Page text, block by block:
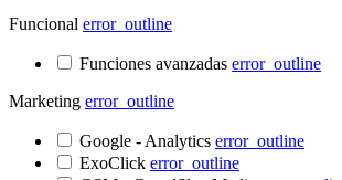
Funcional error_outline
Funciones avanzadas error_outline
Marketing error_outline
Google - Analytics error_outline
ExoClick error_outline